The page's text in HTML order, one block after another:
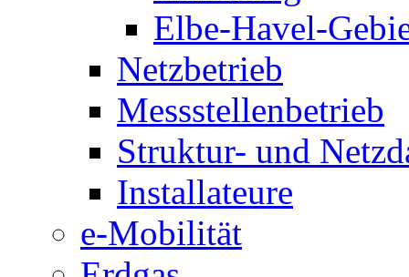
Elbe-Havel-
Netzbetrieb
Messstellenbetrieb
Struktur- und
Installateure
e-Mobilität